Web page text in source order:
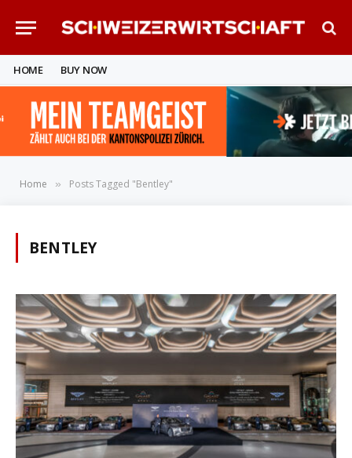
HOME BUY NOW
Home » Posts Tagged "Bentley"
BENTLEY